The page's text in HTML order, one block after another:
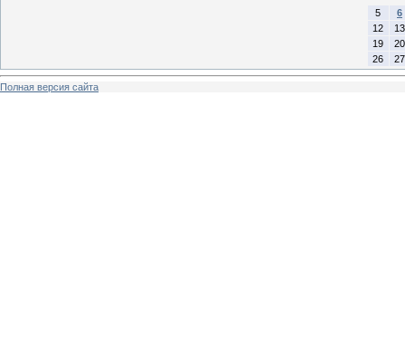
5
6
12
13
19
20
26
27
Полная версия сайта